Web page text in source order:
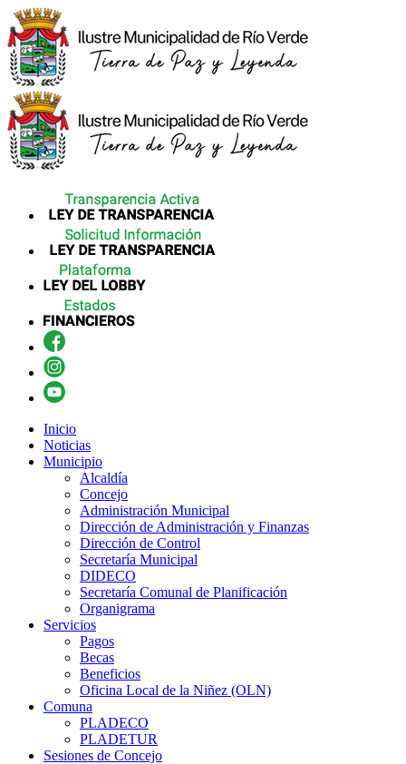
Inicio
Noticias
Municipio
Alcaldía
Concejo
Administración Municipal
Dirección de Administración y Finanzas
Dirección de Control
Secretaría Municipal
DIDECO
Secretaría Comunal de Planificación
Organigrama
Servicios
Pagos
Becas
Beneficios
Oficina Local de la Niñez (OLN)
Comuna
PLADECO
PLADETUR
Sesiones de Concejo